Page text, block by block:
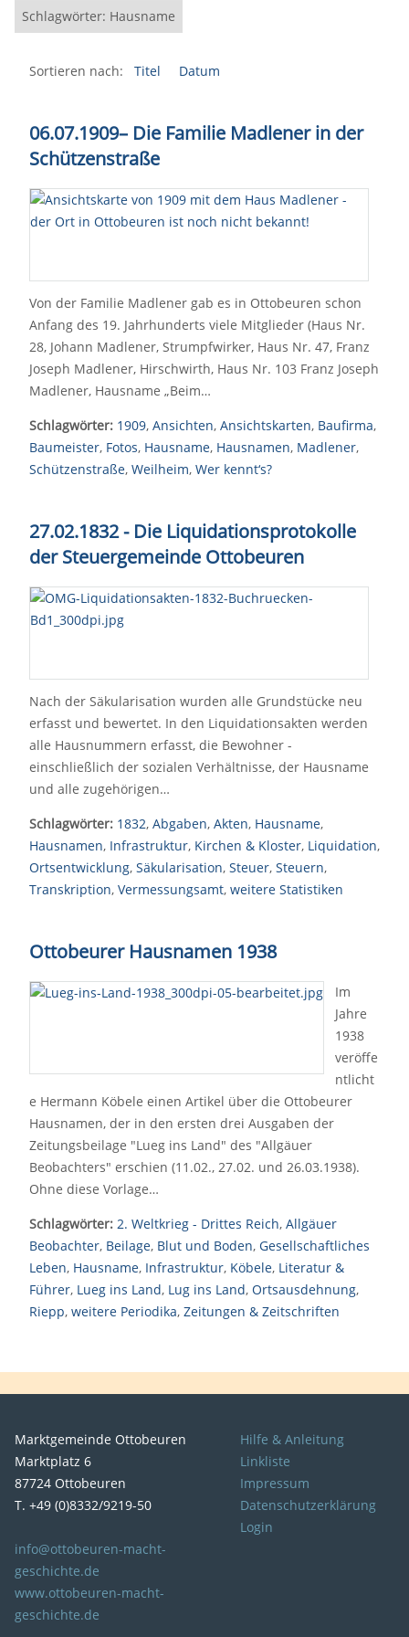
Schlagwörter: Hausname
Sortieren nach: Titel Datum
06.07.1909– Die Familie Madlener in der
Schützenstraße
Von der Familie Madlener gab es in Ottobeuren schon
Anfang des 19. Jahrhunderts viele Mitglieder (Haus Nr.
28, Johann Madlener, Strumpfwirker, Haus Nr. 47, Franz
Joseph Madlener, Hirschwirth, Haus Nr. 103 Franz Joseph
Madlener, Hausname „Beim…
Schlagwörter: 1909, Ansichten, Ansichtskarten, Baufirma,
Baumeister, Fotos, Hausname, Hausnamen, Madlener,
Schützenstraße, Weilheim, Wer kennt‘s?
27.02.1832 - Die Liquidationsprotokolle
der Steuergemeinde Ottobeuren
Nach der Säkularisation wurden alle Grundstücke neu
erfasst und bewertet. In den Liquidationsakten werden
alle Hausnummern erfasst, die Bewohner -
einschließlich der sozialen Verhältnisse, der Hausname
und alle zugehörigen…
Schlagwörter: 1832, Abgaben, Akten, Hausname,
Hausnamen, Infrastruktur, Kirchen & Kloster, Liquidation,
Ortsentwicklung, Säkularisation, Steuer, Steuern,
Transkription, Vermessungsamt, weitere Statistiken
Ottobeurer Hausnamen 1938
Im
Jahre
1938
veröffe
ntlicht
e Hermann Köbele einen Artikel über die Ottobeurer
Hausnamen, der in den ersten drei Ausgaben der
Zeitungsbeilage "Lueg ins Land" des "Allgäuer
Beobachters" erschien (11.02., 27.02. und 26.03.1938).
Ohne diese Vorlage…
Schlagwörter: 2. Weltkrieg - Drittes Reich, Allgäuer
Beobachter, Beilage, Blut und Boden, Gesellschaftliches
Leben, Hausname, Infrastruktur, Köbele, Literatur &
Führer, Lueg ins Land, Lug ins Land, Ortsausdehnung,
Riepp, weitere Periodika, Zeitungen & Zeitschriften
Marktgemeinde Ottobeuren
Marktplatz 6
87724 Ottobeuren
T. +49 (0)8332/9219-50
info@ottobeuren-macht-
geschichte.de
www.ottobeuren-macht-
geschichte.de
Hilfe & Anleitung
Linkliste
Impressum
Datenschutzerklärung
Login